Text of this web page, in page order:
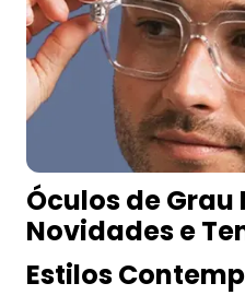
Óculos de
Novidades e
Estilos